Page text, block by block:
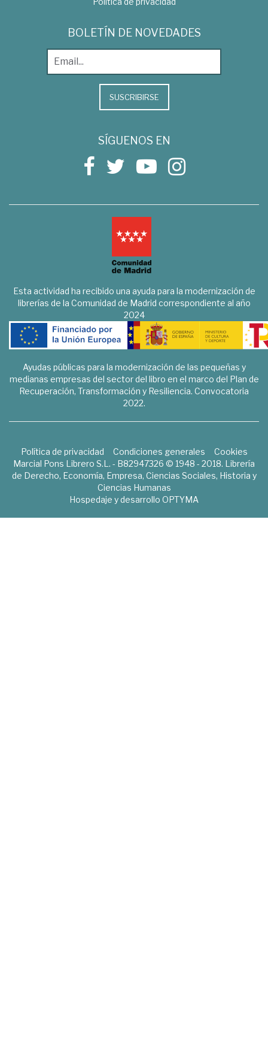
BOLETÍN DE NOVEDADES
SUSCRIBIRSE
SÍGUENOS EN
Esta actividad ha recibido una ayuda para la modernización de
librerías de la Comunidad de Madrid correspondiente al año
2024
Ayudas públicas para la modernización de las pequeñas y
medianas empresas del sector del libro en el marco del Plan de
Recuperación, Transformación y Resiliencia. Convocatoria
2022.
Política de privacidad Condiciones generales
Cookies
Marcial Pons Librero S.L. - B82947326 © 1948 - 2018. Librería
de Derecho, Economía, Empresa, Ciencias Sociales, Historia y
Ciencias Humanas
Hospedaje y desarrollo OPTYMA